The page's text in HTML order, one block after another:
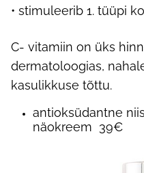
• stimuleerib 1. tüüpi
C- vitamiin on üks
dermatoloogias,
kasulikkuse tõttu.
antioksüdantne
näokreem 39€